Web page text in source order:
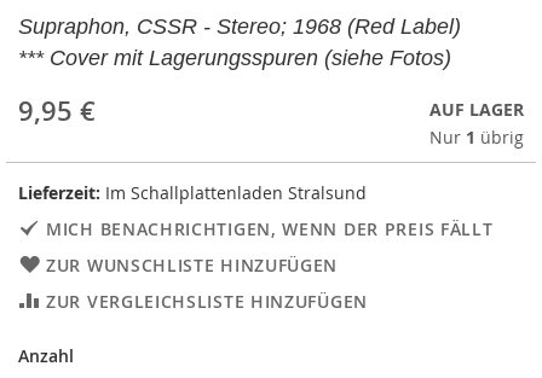
Supraphon, CSSR - Stereo; 1968 (Red Label)
*** Cover mit Lagerungsspuren (siehe Fotos)
9,95 €
AUF LAGER
Nur 1 übrig
Lieferzeit: Im Schallplattenladen Stralsund
MICH BENACHRICHTIGEN, WENN DER PREIS FÄLLT
ZUR WUNSCHLISTE HINZUFÜGEN
ZUR VERGLEICHSLISTE HINZUFÜGEN
Anzahl